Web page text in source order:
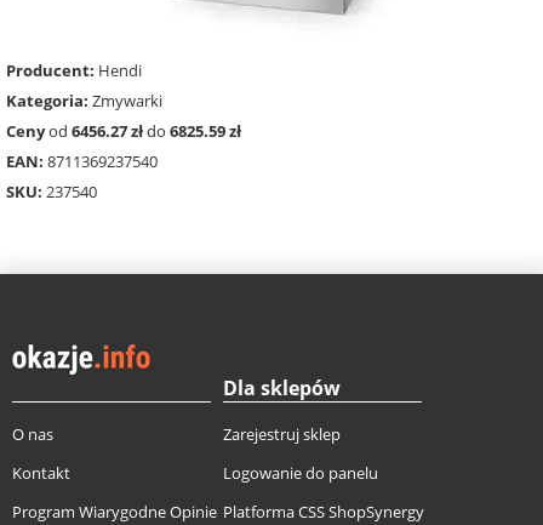
Producent: Hendi
Kategoria: Zmywarki
Cenyod 6456.27 złdo 6825.59 zł
EAN: 8711369237540
SKU: 237540
O nas
Kontakt
Program Wiarygodne Opinie
Dla sklepów
Zarejestruj sklep
Logowanie do panelu
Platforma CSS ShopSynergy